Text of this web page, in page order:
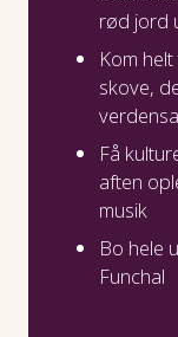
rød jord
Kom
skove,
Få
aften
musik
Bo hele
Funchal